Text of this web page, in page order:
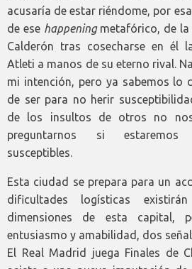
acusaría de estar riéndome, por
de ese happeningmetafórico, de la
Calderón tras cosecharse en él
Atleti a manos de su eterno rival.
mi intención, pero ya sabemos lo
de ser para no herir
de los insultos de otros no
preguntarnos si estaremos
susceptibles.
Esta ciudad se prepara para un
dificultades logísticas
dimensiones de esta capital,
entusiasmo y amabilidad, dos
El Real Madrid juega Finales de